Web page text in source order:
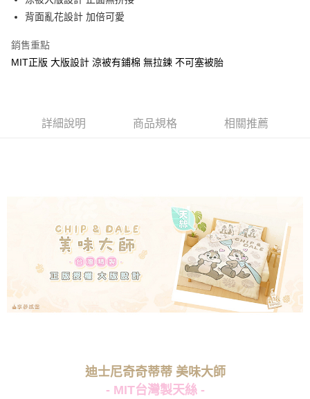
Google Pay
ATM付款
每筆NT$60，滿NT$699(含以上)免運費
每筆NT$80，滿NT$699(含以上)免運費
背面亂花設計 加倍可愛
銷售重點
MIT正版 大版設計 涼被有鋪棉 無拉鍊 不可塞被胎
詳細說明 商品規格 相關推薦
迪士尼奇奇蒂蒂 美味大師
- MIT台灣製天絲 -